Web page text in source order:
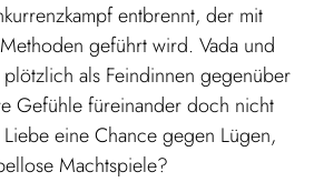
entbrennt, der mit
geführt wird. Vada und
als Feindinnen gegenüber
Gefühle füreinander doch nicht
eine Chance gegen Lügen,
Machtspiele?